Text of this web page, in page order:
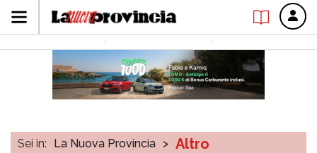
Sei in: La Nuova Provincia > Altro